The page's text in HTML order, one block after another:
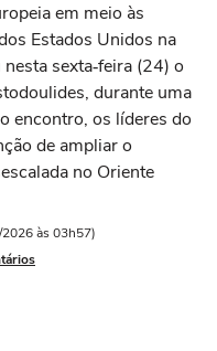
em meio às
Estados Unidos na
sexta‑feira (24) o
durante uma
encontro, os líderes do
de ampliar o
no Oriente
às 03h57)